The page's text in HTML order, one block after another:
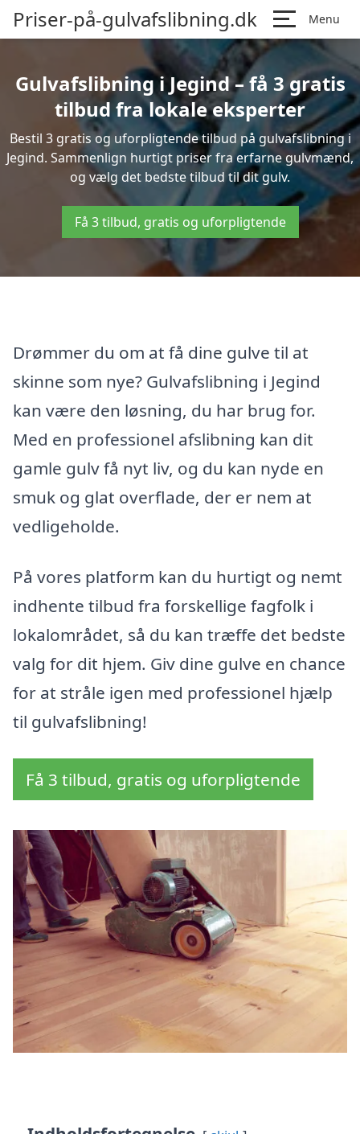
Priser-på-gulvafslibning.dk Menu
Gulvafslibning i Jegind – få 3 gratis
tilbud fra lokale eksperter
Bestil 3 gratis og uforpligtende tilbud på gulvafslibning i
Jegind. Sammenlign hurtigt priser fra erfarne gulvmænd,
og vælg det bedste tilbud til dit gulv.
Få 3 tilbud, gratis og uforpligtende
Drømmer du om at få dine gulve til at
skinne som nye? Gulvafslibning i Jegind
kan være den løsning, du har brug for.
Med en professionel afslibning kan dit
gamle gulv få nyt liv, og du kan nyde en
smuk og glat overflade, der er nem at
vedligeholde.
På vores platform kan du hurtigt og nemt
indhente tilbud fra forskellige fagfolk i
lokalområdet, så du kan træffe det bedste
valg for dit hjem. Giv dine gulve en chance
for at stråle igen med professionel hjælp
til gulvafslibning!
Få 3 tilbud, gratis og uforpligtende